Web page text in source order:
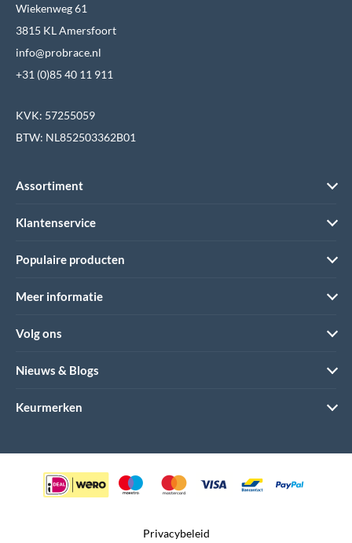
Wiekenweg 61
3815 KL Amersfoort
info@probrace.nl
+31 (0)85 40 11 911
KVK: 57255059
BTW: NL852503362B01
Assortiment
Klantenservice
Populaire producten
Meer informatie
Volg ons
Nieuws & Blogs
Keurmerken
Privacybeleid